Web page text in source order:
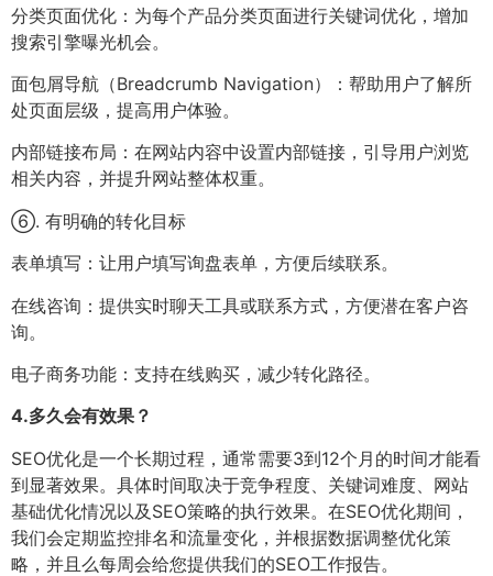
分类页面优化：为每个产品分类页面进行关键词优化，增加
搜索引擎曝光机会。
面包屑导航（Breadcrumb Navigation）：帮助用户了解所
处页面层级，提高用户体验。
内部链接布局：在网站内容中设置内部链接，引导用户浏览
相关内容，并提升网站整体权重。
⑥. 有明确的转化目标
表单填写：让用户填写询盘表单，方便后续联系。
在线咨询：提供实时聊天工具或联系方式，方便潜在客户咨
询。
电子商务功能：支持在线购买，减少转化路径。
4.多久会有效果？
SEO优化是一个长期过程，通常需要3到12个月的时间才能看
到显著效果。具体时间取决于竞争程度、关键词难度、网站
基础优化情况以及SEO策略的执行效果。在SEO优化期间，
我们会定期监控排名和流量变化，并根据数据调整优化策
略，并且么每周会给您提供我们的SEO工作报告。